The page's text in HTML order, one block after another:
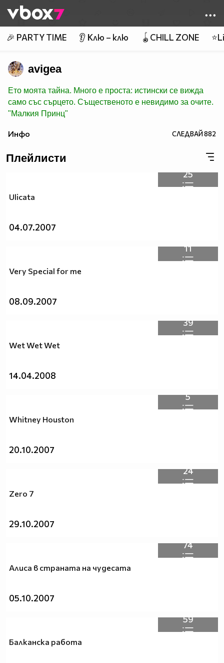
👾
🎉 PARTY TIME 👂 Клю – клю 🪀CHILL ZONE
avigea
Ето моята тайна. Много е проста: истински се вижда
само със сърцето. Същественото е невидимо за очите.
"Малкия Принц"
Инфо СЛЕДВАЙ882
Плейлисти
25
Ulicata
04.07.2007
11
Very Special for me
08.09.2007
39
Wet Wet Wet
14.04.2008
5
Whitney Houston
20.10.2007
24
Zero 7
29.10.2007
74
Алиса в страната на чудесата
05.10.2007
59
Балканска работа